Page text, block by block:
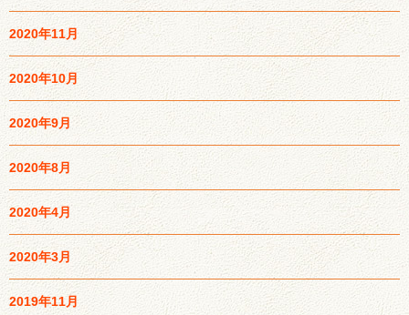
2020年11月
2020年10月
2020年9月
2020年8月
2020年4月
2020年3月
2019年11月